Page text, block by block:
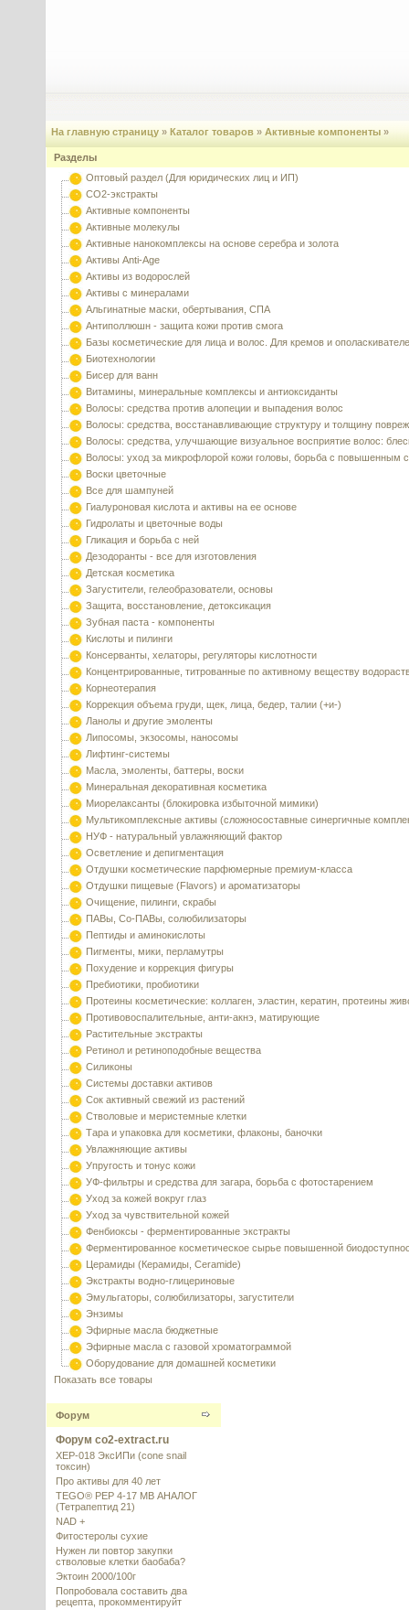
На главную страницу » Каталог товаров » Активные компоненты »
Разделы
Оптовый раздел (Для юридических лиц и ИП)
CO2-экстракты
Активные компоненты
Активные молекулы
Активные нанокомплексы на основе серебра и золота
Активы Anti-Age
Активы из водорослей
Активы с минералами
Альгинатные маски, обертывания, СПА
Антиполлюшн - защита кожи против смога
Базы косметические для лица и волос. Для кремов и
Биотехнологии
Бисер для ванн
Витамины, минеральные комплексы и антиоксиданты
Волосы: средства против алопеции и выпадения волос
Волосы: средства, восстанавливающие структуру и толщину
Волосы: средства, улучшающие визуальное восприятие волос:
Волосы: уход за микрофлорой кожи головы, борьба с повышенным
Воски цветочные
Все для шампуней
Гиалуроновая кислота и активы на ее основе
Гидролаты и цветочные воды
Гликация и борьба с ней
Дезодоранты - все для изготовления
Детская косметика
Загустители, гелеобразователи, основы
Защита, восстановление, детоксикация
Зубная паста - компоненты
Кислоты и пилинги
Консерванты, хелаторы, регуляторы кислотности
Концентрированные, титрованные по активному веществу
Корнеотерапия
Коррекция объема груди, щек, лица, бедер, талии (+и-)
Ланолы и другие эмоленты
Липосомы, экзосомы, наносомы
Лифтинг-системы
Масла, эмоленты, баттеры, воски
Минеральная декоративная косметика
Миорелаксанты (блокировка избыточной мимики)
Мультикомплексные активы (сложносоставные синергичные
НУФ - натуральный увлажняющий фактор
Осветление и депигментация
Отдушки косметические парфюмерные премиум-класса
Отдушки пищевые (Flavors) и ароматизаторы
Очищение, пилинги, скрабы
ПАВы, Со-ПАВы, солюбилизаторы
Пептиды и аминокислоты
Пигменты, мики, перламутры
Похудение и коррекция фигуры
Пребиотики, пробиотики
Протеины косметические: коллаген, эластин, кератин, протеины
Противовоспалительные, анти-акнэ, матирующие
Растительные экстракты
Ретинол и ретиноподобные вещества
Силиконы
Системы доставки активов
Сок активный свежий из растений
Стволовые и меристемные клетки
Тара и упаковка для косметики, флаконы, баночки
Увлажняющие активы
Упругость и тонус кожи
УФ-фильтры и средства для загара, борьба с фотостарением
Уход за кожей вокруг глаз
Уход за чувствительной кожей
Фенбиоксы - ферментированные экстракты
Ферментированное косметическое сырье повышенной
Церамиды (Керамиды, Ceramide)
Экстракты водно-глицериновые
Эмульгаторы, солюбилизаторы, загустители
Энзимы
Эфирные масла бюджетные
Эфирные масла с газовой хроматограммой
Оборудование для домашней косметики
Показать все товары
Форум
Форум co2-extract.ru
XEP-018 ЭксИПи (cone snail
токсин)
Про активы для 40 лет
TEGO® PEP 4-17 MB АНАЛОГ
(Тетрапептид 21)
NAD +
Фитостеролы сухие
Нужен ли повтор закупки
стволовые клетки баобаба?
Эктоин 2000/100г
Попробовала составить два
рецепта, прокомментируйт